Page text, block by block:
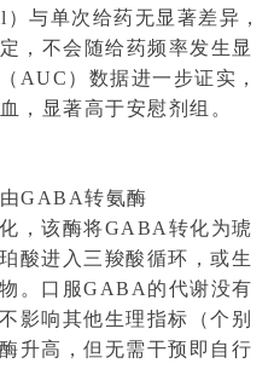
与单次给药无显著差异，
，不会随给药频率发生显
AUC）数据进一步证实，
，显著高于安慰剂组。
GABA转氨酶
，该酶将GABA转化为琥
酸进入三羧酸循环，或生
。口服GABA的代谢没有
影响其他生理指标（个别
升高，但无需干预即自行